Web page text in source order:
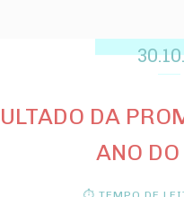
DA
ANO